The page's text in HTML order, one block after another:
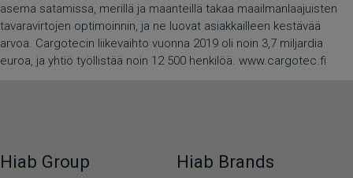
asema satamissa, merillä ja maanteillä takaa maailmanlaajuisten
tavaravirtojen optimoinnin, ja ne luovat asiakkailleen kestävää
arvoa. Cargotecin liikevaihto vuonna 2019 oli noin 3,7 miljardia
euroa, ja yhtiö työllistää noin 12 500 henkilöä. www.cargotec.fi
Hiab Group Hiab Brands